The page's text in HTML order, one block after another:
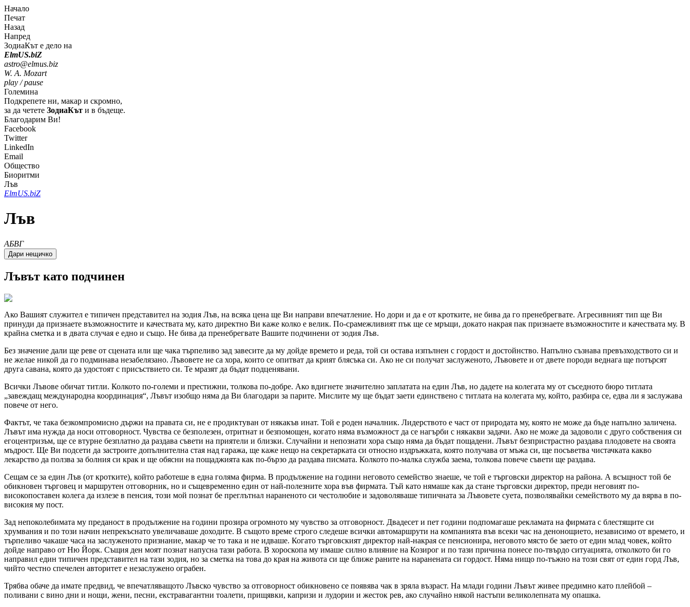
Начало
Печат
Назад
Напред
ЗодиаКът е дело на
ElmUS.biZ
astro@elmus.biz
W. A. Mozart
play / pause
Големина
Подкрепете ни, макар и скромно,
за да четете ЗодиаКът и в бъдеще.
Благодарим Ви!
Facebook
Twitter
LinkedIn
Email
Общество
Биоритми
Лъв
ElmUS.biZ
Лъв
AБВГ
Лъвът като подчинен
Ако Вашият служител е типичен представител на зодия Лъв, на всяка цена ще Ви направи впечатление. Но дори и да е от кротките, не бива да го пренебрегвате. Агресивният тип ще Ви
принуди да признаете възможностите и качествата му, като директно Ви каже колко е велик. По-срамежливият пък ще се мръщи, докато накрая пак признаете възможностите и качествата му. В
крайна сметка и в двата случая е едно и също. Не бива да пренебрегвате Вашите подчинени от зодия Лъв.
Без значение дали ще реве от сцената или ще чака търпеливо зад завесите да му дойде времето и реда, той си остава изпълнен с гордост и достойнство. Напълно съзнава превъзходството си и
не желае никой да го подминава незабелязано. Лъвовете не са хора, които се опитват да крият блясъка си. Ако не си получат заслуженото, Лъвовете и от двете породи веднага ще потърсят
друга савана, която да удостоят с присъствието си. Те мразят да бъдат подценявани.
Всички Лъвове обичат титли. Колкото по-големи и престижни, толкова по-добре. Ако вдигнете значително заплатата на един Лъв, но дадете на колегата му от съседното бюро титлата
завеждащ международна координация , Лъвът изобщо няма да Ви благодари за парите. Мислите му ще бъдат заети единствено с титлата на колегата му, който, разбира се, едва ли я заслужава
повече от него.
Фактът, че така безкомпромисно държи на правата си, не е продиктуван от някакъв инат. Той е роден началник. Лидерството е част от природата му, която не може да бъде напълно заличена.
Лъвът има нужда да носи отговорност. Чувства се безполезен, отритнат и безпомощен, когато няма възможност да се нагърби с някакви задачи. Ако не може да задоволи с друго собствения си
егоцентризъм, ще се втурне безплатно да раздава съвети на приятели и близки. Случайни и непознати хора също няма да бъдат пощадени. Лъвът безпристрастно раздава плодовете на своята
мъдрост. Ще Ви подсети да застроите допълнителна стая над гаража, ще каже нещо на секретарката си относно издръжката, която получава от мъжа си, ще посъветва чистачката какво
лекарство да ползва за болния си крак и ще обясни на пощаджията как по-бързо да раздава писмата. Колкото по-малка служба заема, толкова повече съвети ще раздава.
Сещам се за един Лъв (от кротките), който работеше в една голяма фирма. В продължение на години неговото семейство знаеше, че той е търговски директор на района. А всъщност той бе
обикновен търговец и маршрутен отговорник, но и същевременно един от най-полезните хора във фирмата. Тъй като нямаше как да стане търговски директор, преди неговият по-
високопоставен колега да излезе в пенсия, този мой познат бе преглътнал нараненото си честолюбие и задоволяваше типичната за Лъвовете суета, позволявайки семейството му да вярва в по-
високия му пост.
Зад непоколебимата му преданост в продължение на години прозира огромното му чувство за отговорност. Двадесет и пет години подпомагаше рекламата на фирмата с блестящите си
хрумвания и по този начин непрекъснато увеличаваше доходите. В същото време строго следеше всички автомаршрути на компанията във всеки час на денонощието, независимо от времето, и
търпеливо чакаше часа на заслуженото признание, макар че то така и не идваше. Когато търговският директор най-накрая се пенсионира, неговото място бе заето от един млад човек, който
дойде направо от Ню Йорк. Същия ден моят познат напусна тази работа. В хороскопа му имаше силно влияние на Козирог и по тази причина понесе по-твърдо ситуацията, отколкото би го
направил един типичен представител на тази зодия, но за сметка на това до края на живота си ще ближе раните на наранената си гордост. Няма нищо по-тъжно на този свят от един горд Лъв,
чийто честно спечелен авторитет е незаслужено ограбен.
Трябва обаче да имате предвид, че впечатляващото Лъвско чувство за отговорност обикновено се появява чак в зряла възраст. На млади години Лъвът живее предимно като плейбой –
поливани с вино дни и нощи, жени, песни, екстравагантни тоалети, прищявки, капризи и лудории и жесток рев, ако случайно някой настъпи великолепната му опашка.